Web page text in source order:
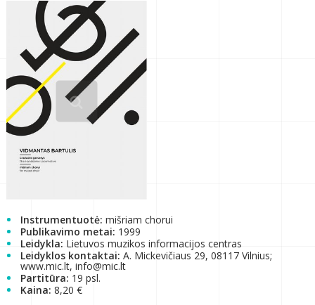
Instrumentuotė: mišriam chorui
Publikavimo metai: 1999
Leidykla: Lietuvos muzikos informacijos centras
Leidyklos kontaktai: A. Mickevičiaus 29, 08117 Vilnius;
www.mic.lt, info@mic.lt
Partitūra: 19 psl.
Kaina: 8,20 €